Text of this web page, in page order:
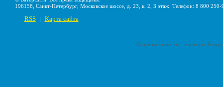
196158, Санкт-Петербург, Московское шоссе, д. 23, к. 2, 3 этаж. Телефон: 8 800
RSS Карта сайта
Создание интернет-магазина